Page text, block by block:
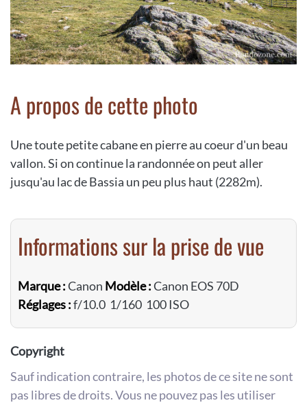
A propos de cette photo
Une toute petite cabane en pierre au coeur d'un beau
vallon. Si on continue la randonnée on peut aller
jusqu'au lac de Bassia un peu plus haut (2282m).
Informations sur la prise de vue
Marque :Canon Modèle :Canon EOS 70D
Réglages :f/10.0 1/160 100 ISO
Copyright
Sauf indication contraire, les photos de ce site ne sont
pas libres de droits. Vous ne pouvez pas les utiliser